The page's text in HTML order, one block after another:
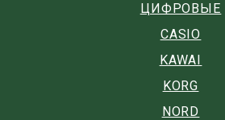
ЦИФРОВЫЕ
CASIO
KAWAI
KORG
NORD